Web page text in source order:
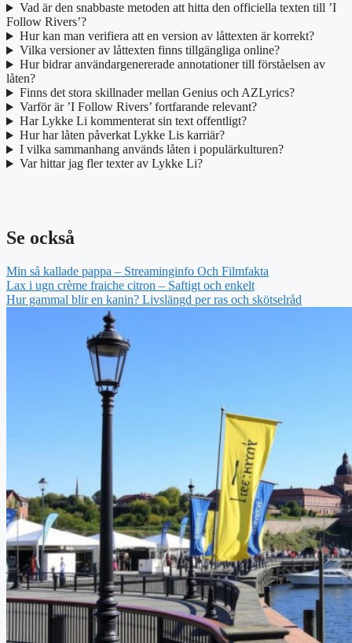
Vad är den snabbaste metoden att hitta den officiella texten till ’I
Follow Rivers’?
Hur kan man verifiera att en version av låttexten är korrekt?
Vilka versioner av låttexten finns tillgängliga online?
Hur bidrar användargenererade annotationer till förståelsen av
låten?
Finns det stora skillnader mellan Genius och AZLyrics?
Varför är ’I Follow Rivers’ fortfarande relevant?
Har Lykke Li kommenterat sin text offentligt?
Hur har låten påverkat Lykke Lis karriär?
I vilka sammanhang används låten i populärkulturen?
Var hittar jag fler texter av Lykke Li?
Se också
Min så kallade pappa – Streaminginfo Och Filmfakta
Lax i ugn crème fraiche citron – Saftigt och enkelt
Hur gammal blir en kanin? Livslängd per ras och skötselråd